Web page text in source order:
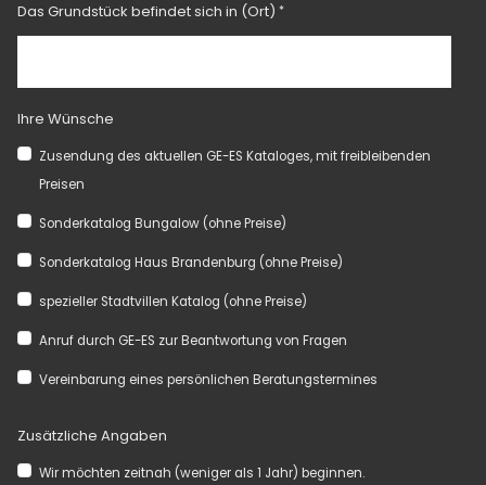
Das Grundstück befindet sich in (Ort)
Ihre Wünsche
Zusendung des aktuellen GE-ES Kataloges, mit freibleibenden
Preisen
Sonderkatalog Bungalow (ohne Preise)
Sonderkatalog Haus Brandenburg (ohne Preise)
spezieller Stadtvillen Katalog (ohne Preise)
Anruf durch GE-ES zur Beantwortung von Fragen
Vereinbarung eines persönlichen Beratungstermines
Zusätzliche Angaben
Wir möchten zeitnah (weniger als 1 Jahr) beginnen.